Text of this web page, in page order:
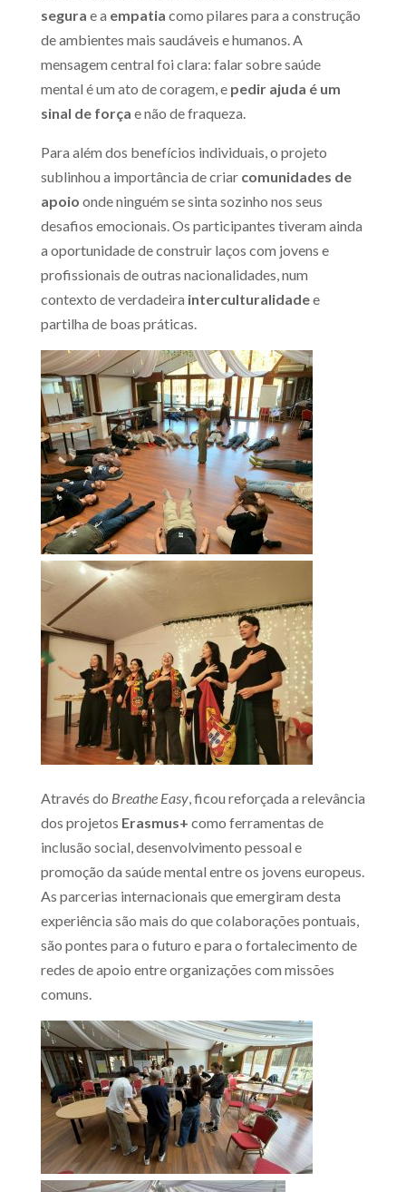
segura e a empatia como pilares para a construção
de ambientes mais saudáveis e humanos. A
mensagem central foi clara: falar sobre saúde
mental é um ato de coragem, e pedir ajuda é um
sinal de força e não de fraqueza.
Para além dos benefícios individuais, o projeto
sublinhou a importância de criar comunidades de
apoio onde ninguém se sinta sozinho nos seus
desafios emocionais. Os participantes tiveram ainda
a oportunidade de construir laços com jovens e
profissionais de outras nacionalidades, num
contexto de verdadeira interculturalidadee
partilha de boas práticas.
Através do Breathe Easy, ficou reforçada a relevância
dos projetos Erasmus+ como ferramentas de
inclusão social, desenvolvimento pessoal e
promoção da saúde mental entre os jovens europeus.
As parcerias internacionais que emergiram desta
experiência são mais do que colaborações pontuais,
são pontes para o futuro e para o fortalecimento de
redes de apoio entre organizações com missões
comuns.